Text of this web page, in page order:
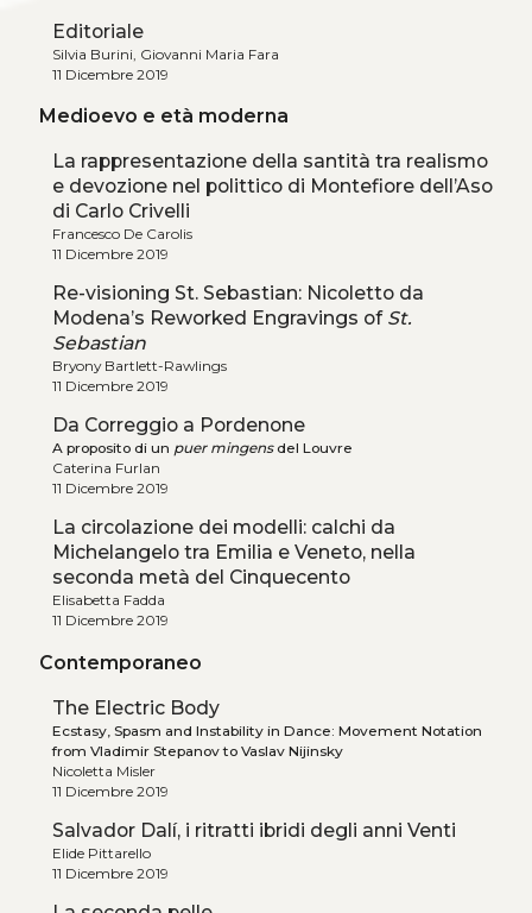
Editoriale
Silvia Burini, Giovanni Maria Fara
11 Dicembre 2019
Medioevo e età moderna
La rappresentazione della santità tra realismo
e devozione nel polittico di Montefiore dell’Aso
di Carlo Crivelli
Francesco De Carolis
11 Dicembre 2019
Re-visioning St. Sebastian: Nicoletto da
Modena’s Reworked Engravings of St.
Sebastian
Bryony Bartlett-Rawlings
11 Dicembre 2019
Da Correggio a Pordenone
A proposito di un puer mingensdel Louvre
Caterina Furlan
11 Dicembre 2019
La circolazione dei modelli: calchi da
Michelangelo tra Emilia e Veneto, nella
seconda metà del Cinquecento
Elisabetta Fadda
11 Dicembre 2019
Contemporaneo
The Electric Body
Ecstasy, Spasm and Instability in Dance: Movement Notation
from Vladimir Stepanov to Vaslav Nijinsky
Nicoletta Misler
11 Dicembre 2019
Salvador Dalí, i ritratti ibridi degli anni Venti
Elide Pittarello
11 Dicembre 2019